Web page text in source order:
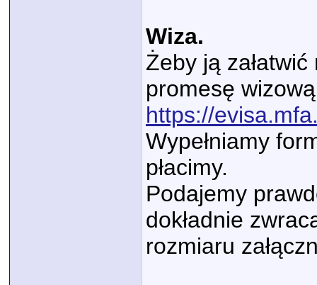
Wiza.
Żeby ją
promesę
https://
Wypełniamy
płacimy.
Podajemy
dokładnie
rozmiaru